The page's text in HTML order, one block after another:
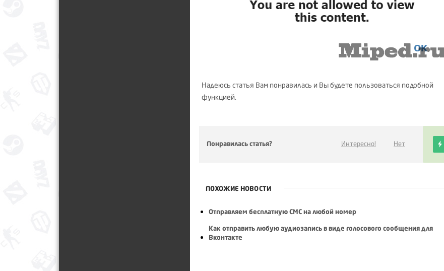
Надеюсь статья Вам понравилась и Вы будете пользоваться подобной
функцией.
Понравилась статья? Интересно! Нет
ПОХОЖИЕ НОВОСТИ
Отправляем бесплатную СМС на любой номер
Как отправить любую аудиозапись в виде голосового сообщения для
Вконтакте